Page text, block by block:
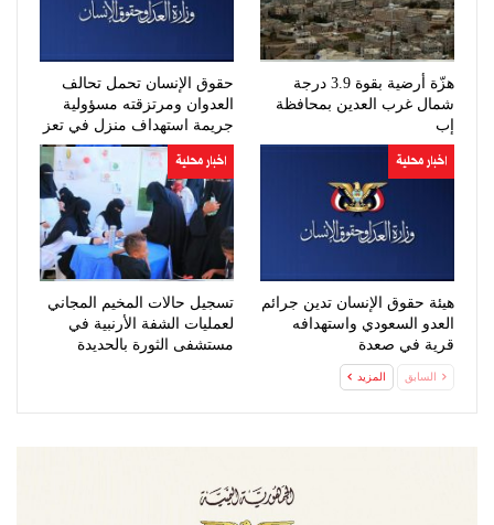
هزّة أرضية بقوة 3.9 درجة
شمال غرب العدين بمحافظة
إب
حقوق الإنسان تحمل تحالف
العدوان ومرتزقته مسؤولية
جريمة استهداف منزل في تعز
اخبار محلية
هيئة حقوق الإنسان تدين جرائم
العدو السعودي واستهدافه
قرية في صعدة
اخبار محلية
تسجيل حالات المخيم المجاني
لعمليات الشفة الأرنبية في
مستشفى الثورة بالحديدة
السابق المزيد